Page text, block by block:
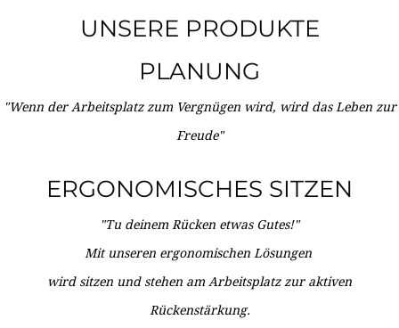
UNSERE PRODUKTE
PLANUNG
"Wenn der Arbeitsplatz zum Vergnügen wird, wird das Leben zur
Freude"
ERGONOMISCHES SITZEN
"Tu deinem Rücken etwas Gutes!"
Mit unseren ergonomischen Lösungen
wird sitzen und stehen am Arbeitsplatz zur aktiven
Rückenstärkung.